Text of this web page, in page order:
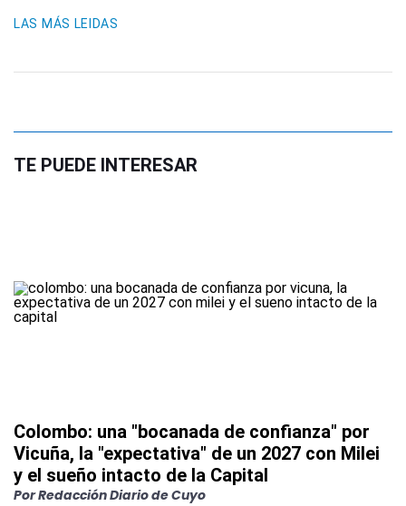
LAS MÁS LEIDAS
TE PUEDE INTERESAR
Colombo: una "bocanada de confianza" por
Vicuña, la "expectativa" de un 2027 con Milei
y el sueño intacto de la Capital
PorRedacción Diario de Cuyo